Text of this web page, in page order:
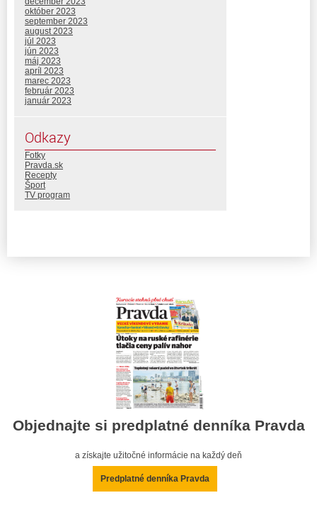
október 2023
september 2023
august 2023
júl 2023
jún 2023
máj 2023
apríl 2023
marec 2023
február 2023
január 2023
Odkazy
Fotky
Pravda.sk
Recepty
Šport
TV program
Objednajte si predplatné denníka Pravda
a získajte užitočné informácie na každý deň
Predplatné denníka Pravda